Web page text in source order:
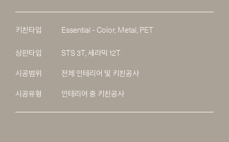
키친타입 Essential - Color, Metal, PET
상판타입 STS 3T, 세라믹 12T
시공범위 전체 인테리어 및 키친공사
시공유형 인테리어 중 키친공사